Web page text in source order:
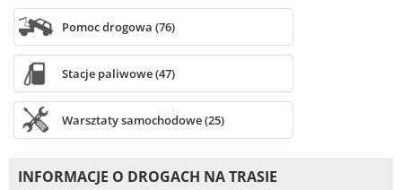
Pomoc drogowa (76)
Stacje paliwowe (47)
Warsztaty samochodowe (25)
INFORMACJE O DROGACH NA TRASIE